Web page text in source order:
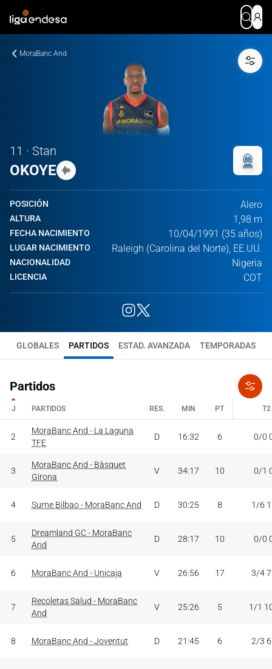
MoraBanc And
11 · Stan
OKOYE
POSICIÓN Alero
ALTURA 1,98 m
FECHA NACIMIENTO 10/04/1991 (35 años)
LUGAR NACIMIENTO Raleigh (Carolina del Norte), EE.UU.
NACIONALIDAD Nigeria
LICENCIA COT
GLOBALES PARTIDOS ESTAD. AVANZADA TEMPORADAS
Partidos
J PARTIDOS RES. MIN PT T2
PARTIDOS
2
MoraBanc And - La Laguna
TFE
D 16:32 6 0/0
3
MoraBanc And - Bàsquet
Girona
V 34:17 10 0/1
4 Surne Bilbao - MoraBanc And D 30:25 8 1/6
5
Dreamland GC - MoraBanc
And
D 28:17 10 0/0
6 MoraBanc And - Unicaja V 26:56 17 3/4
7
Recoletas Salud - MoraBanc
And
V 25:26 5 1/1
8 MoraBanc And - Joventut D 21:45 6 2/3